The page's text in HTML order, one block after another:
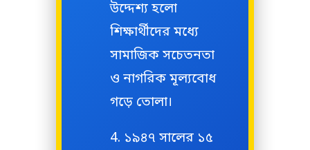
উদ্দেশ্য হলো
শিক্ষার্থীদের মধ্যে
সামাজিক সচেতনতা
ও নাগরিক মূল্যবোধ
গড়ে তোলা।
১৯৪৭ সালের ১৫